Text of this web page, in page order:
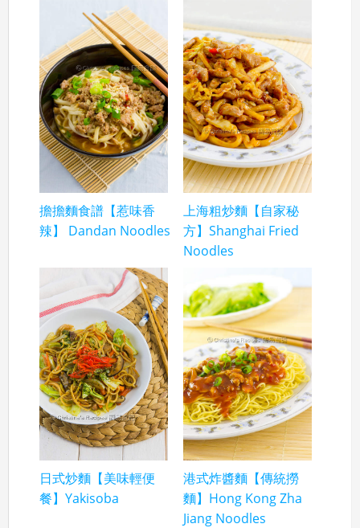
擔擔麵食譜【惹味香
辣】 Dandan Noodles
上海粗炒麵【自家秘
方】Shanghai Fried
Noodles
日式炒麵【美味輕便
餐】Yakisoba
港式炸醬麵【傳統撈
麵】Hong Kong Zha
Jiang Noodles